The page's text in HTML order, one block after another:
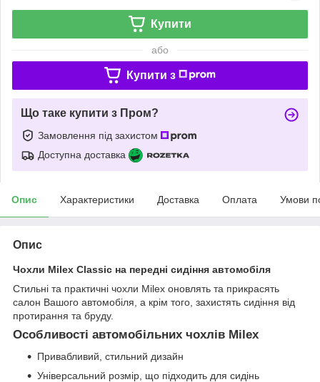
Купити
або
Купити з
Що таке купити з Пром?
Замовлення під захистом
Доступна доставка
Опис Характеристики Доставка Оплата Умови
Опис
Чохли Milex Classic на передні сидіння автомобіля
Стильні та практичні чохли Milex оновлять та прикрасять
салон Вашого автомобіля, а крім того, захистять сидіння від
протирання та бруду.
Особливості автомобільних чохлів Milex
Привабливий, стильний дизайн
Універсальний розмір, що підходить для сидінь